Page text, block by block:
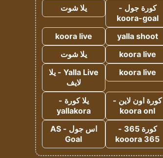
كورة جول -
koora-goal
يلا شوت
yalla shoot
koora live
koora live
يلا شوت
koora live
Yalla Live - يلا
لايف
كورة اون لاين -
koora onl
يلا كورة -
yallakora
كورة 365 -
kooora 365
اس جول - AS
Goal